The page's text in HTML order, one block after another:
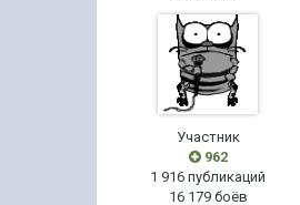
Участник
962
1 916 публикаций
16 179 боёв